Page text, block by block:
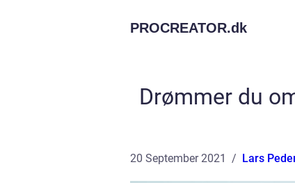
PROCREATOR.dk
Drømmer du
20 September 2021 Lars